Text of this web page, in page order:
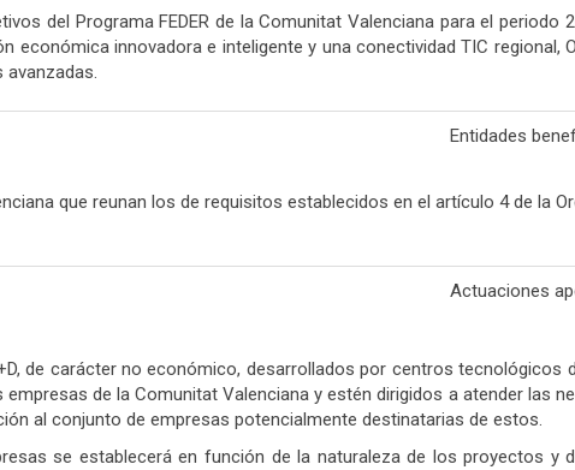
del Programa FEDER de la Comunitat Valenciana para el
económica innovadora e inteligente y una conectividad TIC
avanzadas.
Entidades
que reunan los de requisitos establecidos en el artículo 4 de la
Actuaciones
de carácter no económico, desarrollados por centros
de la Comunitat Valenciana y estén dirigidos a atender las
al conjunto de empresas potencialmente destinatarias de estos.
se establecerá en función de la naturaleza de los proyectos